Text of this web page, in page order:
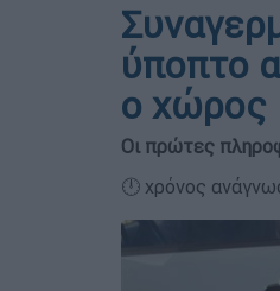
ύποπτο
ο χώρος
Οι πρώτες
🕛 χρόνος